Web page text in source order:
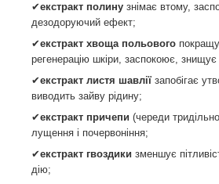
✔екстракт полину знімає втому,
дезодоруючий ефект;
✔екстракт хвоща польового
регенерацію шкіри, заспокоює, знищує
✔екстракт листя шавлії запобігає
виводить зайву рідину;
✔екстракт причепи (череди
лущення і почервоніння;
✔екстракт гвоздики зменшує
дію;